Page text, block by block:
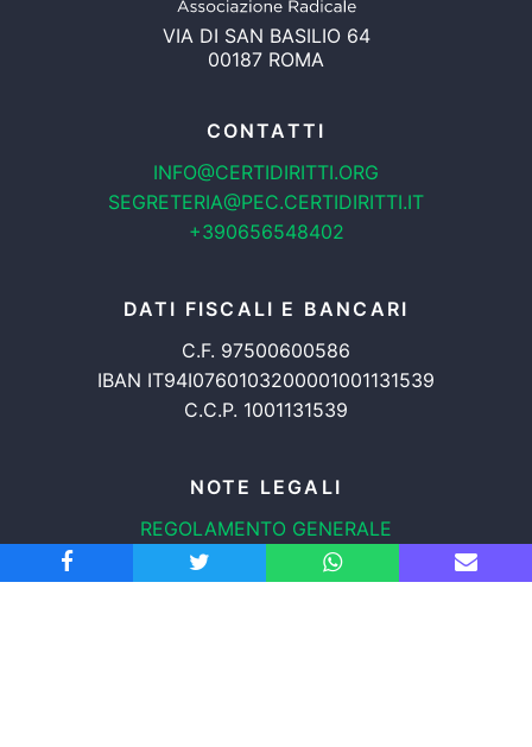
VIA DI SAN BASILIO 64
00187 ROMA
CONTATTI
INFO@CERTIDIRITTI.ORG
SEGRETERIA@PEC.CERTIDIRITTI.IT
+390656548402
DATI FISCALI E BANCARI
C.F. 97500600586
IBAN IT94I0760103200001001131539
C.C.P. 1001131539
NOTE LEGALI
REGOLAMENTO GENERALE
PROTEZIONE DATI
INFORMATIVA COOKIES